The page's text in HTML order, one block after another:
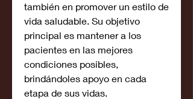
también en promover un estilo de
vida saludable. Su objetivo
principal es mantener a los
pacientes en las mejores
condiciones posibles,
brindándoles apoyo en cada
etapa de sus vidas.